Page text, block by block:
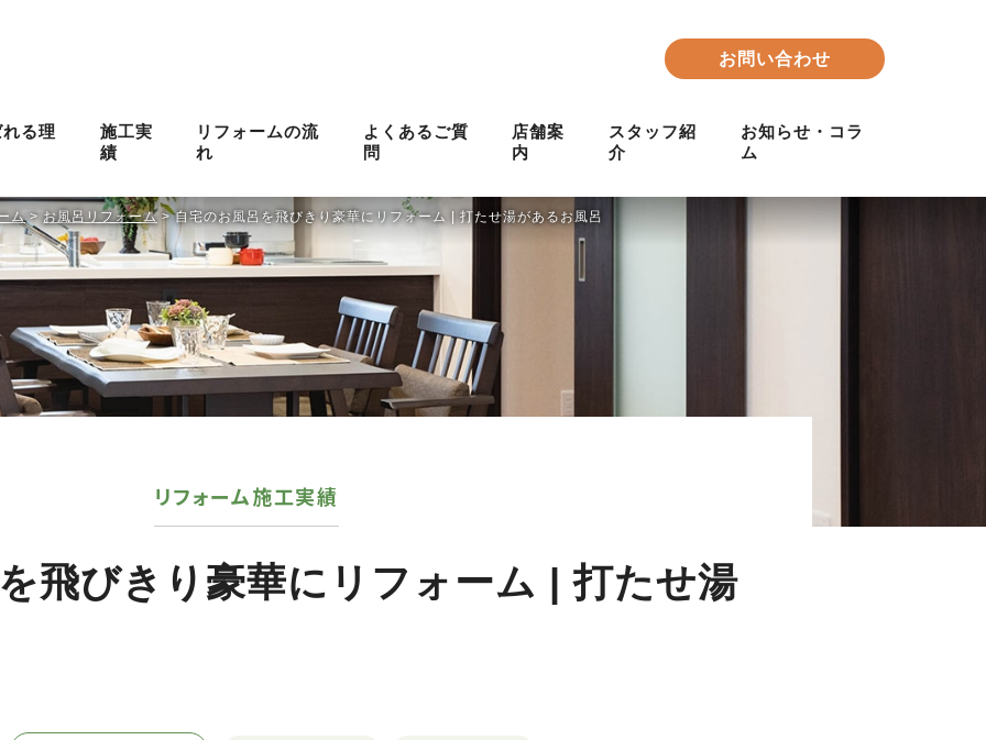
お問い合わせ
る理
施工実
績
リフォームの流
れ
よくあるご質
問
店舗案
内
スタッフ紹
介
お知らせ・コラ
ム
ム > お風呂リフォーム >自宅のお風呂を飛びきり豪華にリフォーム | 打たせ湯があるお風呂
リフォーム施工実績
飛びきり豪華にリフォーム | 打たせ湯